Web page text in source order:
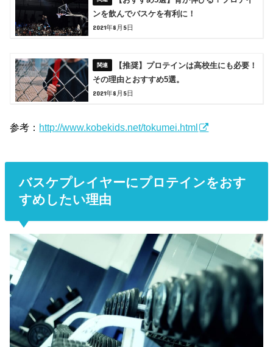
ンを飲んでバスケを有利に！
2021年8月5日
【推奨】プロテインは高校生にも必要！
その理由とおすすめ5選。
2021年8月5日
参考： http://www.kobekids.net/tokumei.html
バスケプレイヤーにプロテインをおす
すめしたい理由